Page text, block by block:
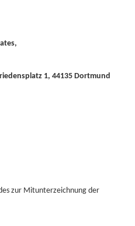
1, 44135 Dortmund
zur Mitunterzeichnung der